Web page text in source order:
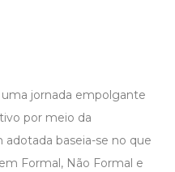
jornada empolgante
por meio da
baseia-se no que
Formal, Não Formal e